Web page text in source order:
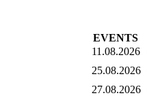
EVENTS
11.08.2026
25.08.2026
27.08.2026